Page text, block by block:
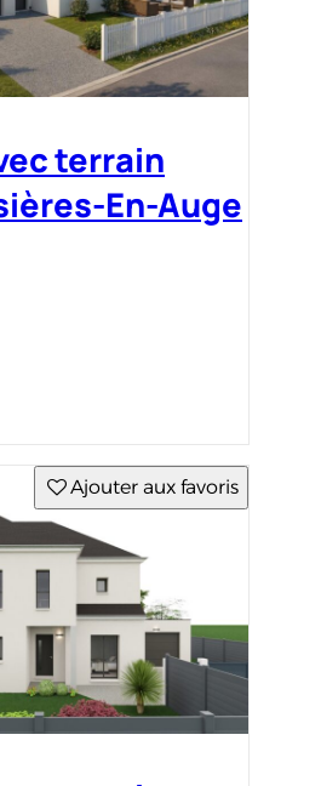
terrain
En-Auge
Ajouter aux favoris